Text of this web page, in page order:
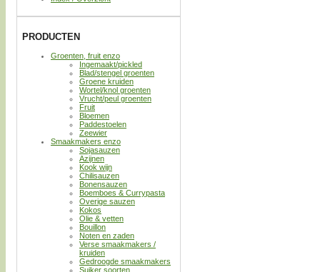
PRODUCTEN
Groenten, fruit enzo
Ingemaakt/pickled
Blad/stengel groenten
Groene kruiden
Wortel/knol groenten
Vrucht/peul groenten
Fruit
Bloemen
Paddestoelen
Zeewier
Smaakmakers enzo
Sojasauzen
Azijnen
Kook wijn
Chilisauzen
Bonensauzen
Boemboes & Currypasta
Overige sauzen
Kokos
Olie & vetten
Bouillon
Noten en zaden
Verse smaakmakers /
kruiden
Gedroogde smaakmakers
Suiker soorten